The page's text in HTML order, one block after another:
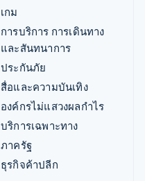
เกม
การบริการ การเดินทาง
และสันทนาการ
ประกันภัย
สื่อและความบันเทิง
องค์กรไม่แสวงผลกำไร
บริการเฉพาะทาง
ภาครัฐ
ธุรกิจค้าปลีก